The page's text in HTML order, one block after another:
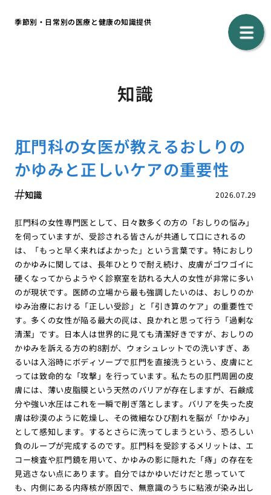
季節別・日常別の医療と健康の知識提供
知識
肛門科の女医が教えるおしりの
かゆみと正しいケアの重要性
2026.07.29
知識
肛門科の女性専門医として、日々数多くの方の「おしりの悩み」
を伺っていますが、受診される皆さんが共通して口にされるの
は、「もっと早く来ればよかった」という言葉です。特におしり
のかゆみに関しては、長年ひとりで耐え続け、皮膚がゴワゴイに
硬くなってからようやく診察室を訪れる大人の女性が非常に多い
のが現状です。医師の立場から最も強調したいのは、おしりのか
ゆみ治療における「正しい受診」と「引き算のケア」の重要性で
す。多くの女性が陥る最大の罠は、良かれと思って行う「過剰な
清潔」です。日本人は世界的に見ても清潔好きですが、おしりの
かゆみを訴える方の約8割が、ウォシュレットでの洗いすぎ、あ
るいは入浴時にボディソープで肛門を直接洗うという、皮膚にと
っては致命的な「攻撃」を行っています。私たちの肛門周囲の皮
膚には、薄い皮脂膜という天然のバリアが存在しますが、石鹸成
分や強い水圧はこれを一瞬で削ぎ落とします。バリアを失った皮
膚は砂漠のように乾燥し、その微細なひび割れを脳が「かゆみ」
として感知します。するとさらに洗ってしまうという、恐ろしい
負のループが完成するのです。肛門科を受診するメリットは、エ
コー検査や肛門鏡を用いて、かゆみの影に隠れた「痔」の存在を
見逃さない点にあります。自分ではかゆいだけだと思っていて
も、内側にある内痔核が原因で、無意識のうちに粘液が染み出し